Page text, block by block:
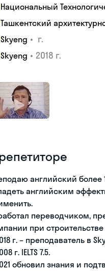
Национальный
Ташкентский
Skyeng • г.
Skyeng • 2018 г.
английский более
английским
переводчиком,
при
г. – преподаватель в
г. IELTS 7.5.
обновил знания и